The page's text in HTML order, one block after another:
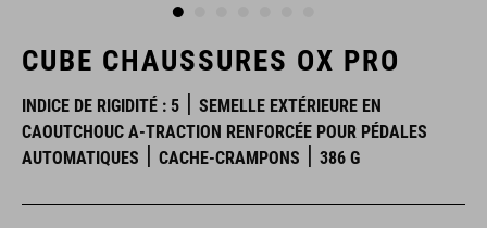
CUBE CHAUSSURES OX PRO
INDICE DE RIGIDITÉ : 5
SEMELLE EXTÉRIEURE EN
CAOUTCHOUC A-TRACTION RENFORCÉE POUR PÉDALES
AUTOMATIQUES
CACHE-CRAMPONS 386 G